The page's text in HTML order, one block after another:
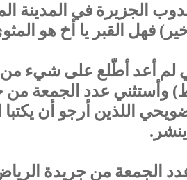
الجزيرة في المدينة
فهل القبر يا أخ هو
لم أعد أطّلع على شيء
وأستثني عدد الجمعة
اللذين أرجو أن يكتبا
الجمعة من جريدة